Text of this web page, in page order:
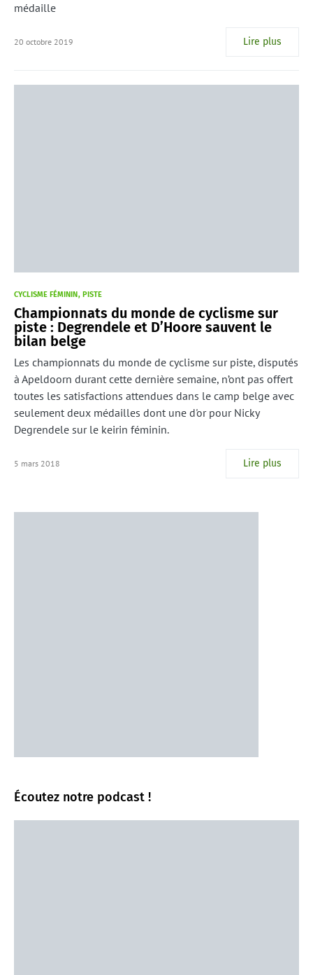
médaille
20 octobre 2019 Lire plus
CYCLISME FÉMININ PISTE
Championnats du monde de cyclisme sur
piste : Degrendele et D’Hoore sauvent le
bilan belge
Les championnats du monde de cyclisme sur piste, disputés
à Apeldoorn durant cette dernière semaine, n’ont pas offert
toutes les satisfactions attendues dans le camp belge avec
seulement deux médailles dont une d'or pour Nicky
Degrendele sur le keirin féminin.
5 mars 2018 Lire plus
Écoutez notre podcast !